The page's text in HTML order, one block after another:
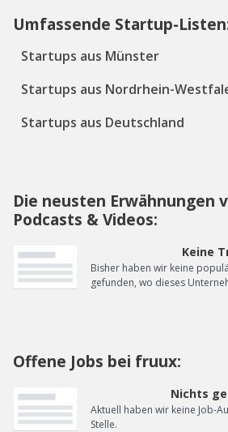
Umfassende Startup-
Startups aus Münster
Startups aus Nordrhein-
Startups aus Deutschland
Die neusten Erwähnungen
Podcasts & Videos:
Keine
Bisher haben wir keine
gefunden, wo dieses
Offene Jobs bei fruux:
Nichts
Aktuell haben wir keine Job-
Stelle.